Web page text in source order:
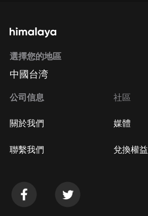
選擇您的地區
中國台湾
公司信息
關於我們
聯繫我們
社區
媒體
兌換權益